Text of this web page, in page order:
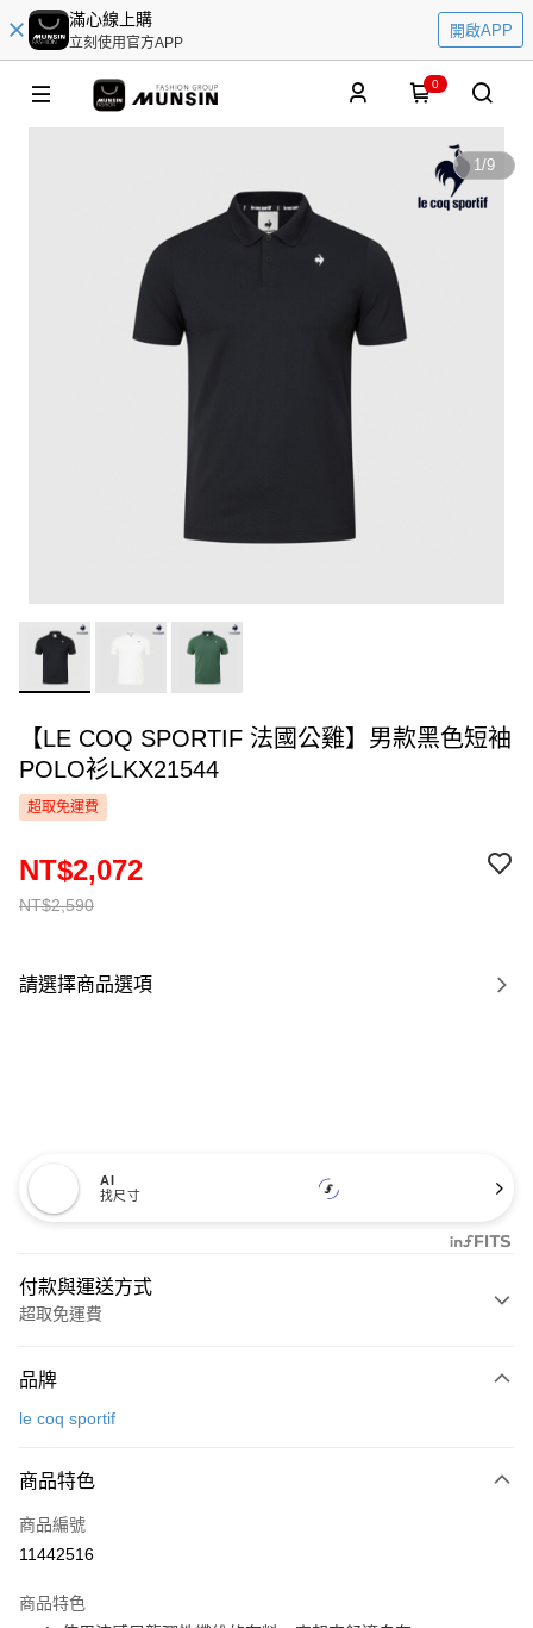
滿心線上購
立刻使用官方APP
開啟APP
0
1/9
【LE COQ SPORTIF 法國公雞】男款黑色短袖
POLO衫LKX21544
超取免運費
NT$2,590
NT$2,072
請選擇商品選項
AI
找尺寸
付款與運送方式
超取免運費
信用卡一次付款
LINE Pay
Apple Pay
悠遊付
品牌
le coq sportif
商品特色
商品編號
11442516
商品特色